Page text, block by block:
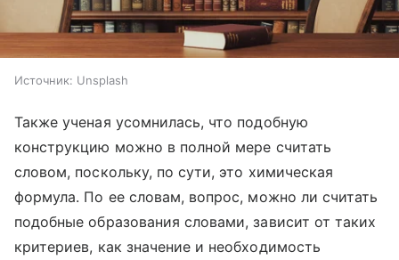
Источник: Unsplash
Также ученая усомнилась, что подобную
конструкцию можно в полной мере считать
словом, поскольку, по сути, это химическая
формула. По ее словам, вопрос, можно ли считать
подобные образования словами, зависит от таких
критериев, как значение и необходимость